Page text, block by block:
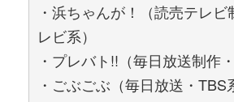
・浜ちゃんが！（読売テレ
レビ系）
・プレバト!!（毎日放送制作
・ごぶごぶ（毎日放送・TBS